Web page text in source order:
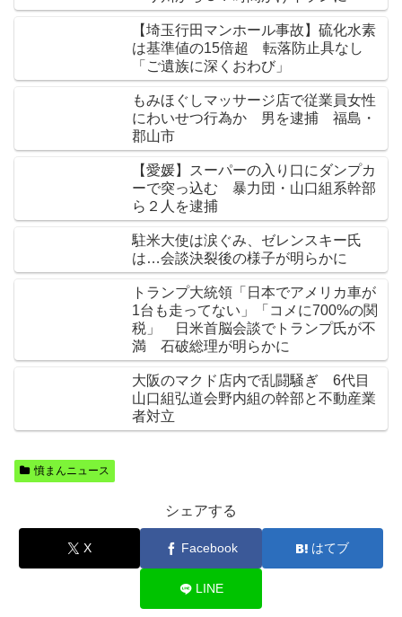
【埼玉行田マンホール事故】硫化水素
は基準値の15倍超 転落防止具なし
「ご遺族に深くおわび」
もみほぐしマッサージ店で従業員女性
にわいせつ行為か 男を逮捕 福島・
郡山市
【愛媛】スーパーの入り口にダンプカ
ーで突っ込む 暴力団・山口組系幹部
ら２人を逮捕
駐米大使は涙ぐみ、ゼレンスキー氏
は…会談決裂後の様子が明らかに
トランプ大統領「日本でアメリカ車が
1台も走ってない」「コメに700%の関
税」 日米首脳会談でトランプ氏が不
満 石破総理が明らかに
大阪のマクド店内で乱闘騒ぎ 6代目
山口組弘道会野内組の幹部と不動産業
者対立
憤まんニュース
シェアする
X Facebook はてブ
LINE